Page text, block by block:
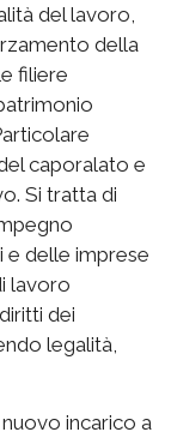
del lavoro,
della
filiere
caporalato e
Si tratta di
e delle imprese
lavoro
dei
legalità,
incarico a